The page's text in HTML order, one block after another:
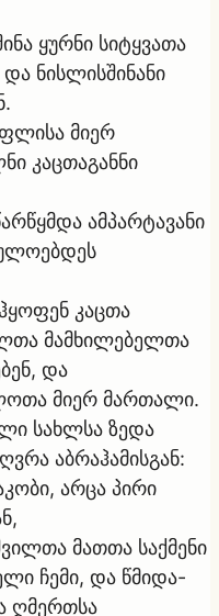
ყურნი სიტყვათა
ნისლისშინანი
მიერ
კაცთაგანნი
ამპარტავანი
კაცთა
მამხილებელთა
და
მიერ მართალი.
სახლსა ზედა
აბრაჰამისგან:
არცა პირი
მათთა საქმენი
ჩემი, და წმიდა-
ღმერთსა